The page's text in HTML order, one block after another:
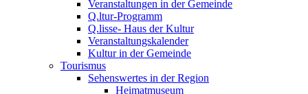
Veranstaltungen in der Gemeinde
Q.ltur-Programm
Q.lisse- Haus der Kultur
Veranstaltungskalender
Kultur in der Gemeinde
Tourismus
Sehenswertes in der Region
Heimatmuseum